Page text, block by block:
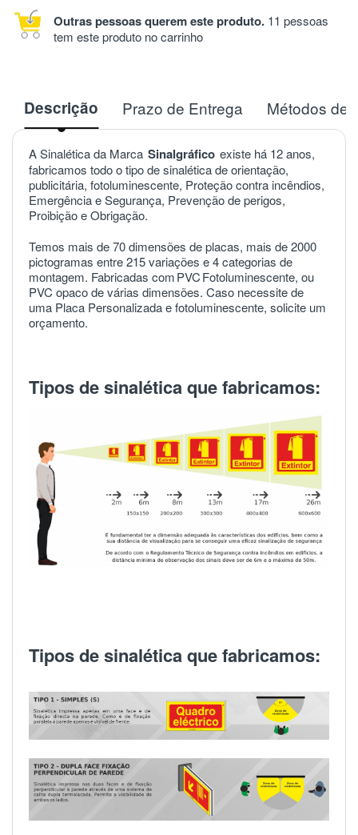
Outras pessoas querem este produto. 11 pessoas
tem este produto no carrinho
Descrição Prazo de Entrega Métodos de
A Sinalética da Marca Sinalgráfico existe há 12 anos,
fabricamos todo o tipo de sinalética de orientação,
publicitária, fotoluminescente, Proteção contra incêndios,
Emergência e Segurança, Prevenção de perigos,
Proibição e Obrigação.
Temos mais de 70 dimensões de placas, mais de 2000
pictogramas entre 215 variações e 4 categorias de
montagem. Fabricadas comPVCFotoluminescente, ou
PVC opaco de várias dimensões. Caso necessite de
uma Placa Personalizada e fotoluminescente, solicite um
orçamento.
Tipos de sinalética que fabricamos:
Tipos de sinalética que fabricamos: